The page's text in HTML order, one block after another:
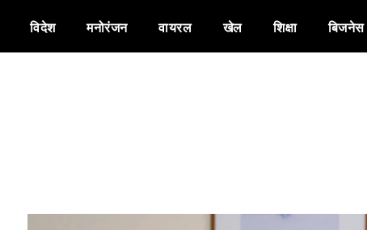
विदेश मनोरंजन वायरल खेल शिक्षा बिजनेस